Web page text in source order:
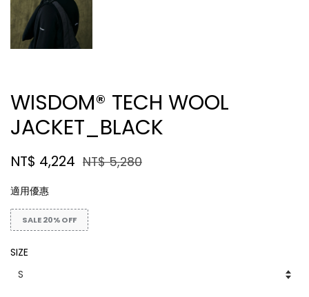
WISDOM® TECH WOOL
JACKET_BLACK
NT$ 4,224 NT$ 5,280
適用優惠
SALE 20% OFF
SIZE